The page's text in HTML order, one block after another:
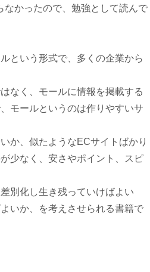
かったので、勉強として読んで
という形式で、多くの企業から
なく、モールに情報を掲載する
モールというのは作りやすいサ
か、似たようなECサイトばかり
少なく、安さやポイント、スピ
別化し生き残っていけばよい
いか、を考えさせられる書籍で